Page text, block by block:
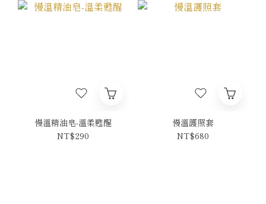
慢溫精油皂-溫柔甦醒
NT$290
慢溫護照套
NT$680